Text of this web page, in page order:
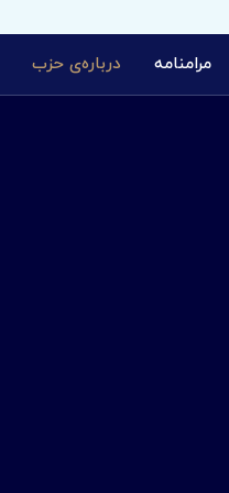
مرامنامه درباره‌ی حزب